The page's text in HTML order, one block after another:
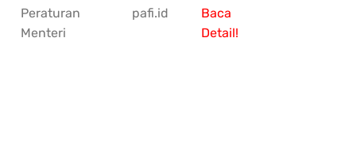
Peraturan
Menteri
pafi.id
Baca
Detail!